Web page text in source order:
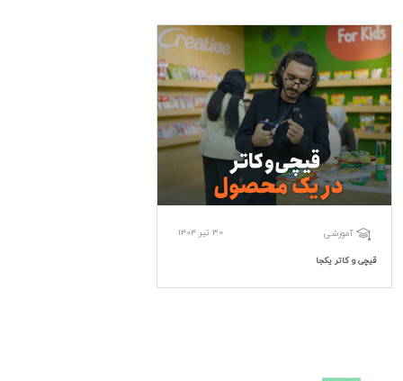
آموزشی 30 تیر 1404
قیچی و کاتر یکجا